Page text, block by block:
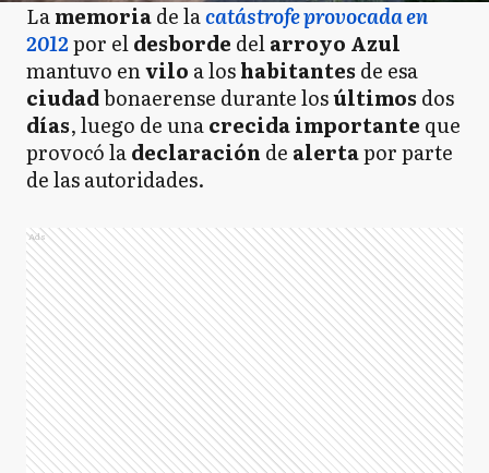
Lamemoriade lacatástrofe provocada en
2012por eldesborde delarroyo Azul
mantuvo envilo a loshabitantes de esa
ciudadbonaerense durante losúltimos dos
días, luego de unacrecida importante que
provocó ladeclaración de alertapor parte
de las autoridades.
Ads